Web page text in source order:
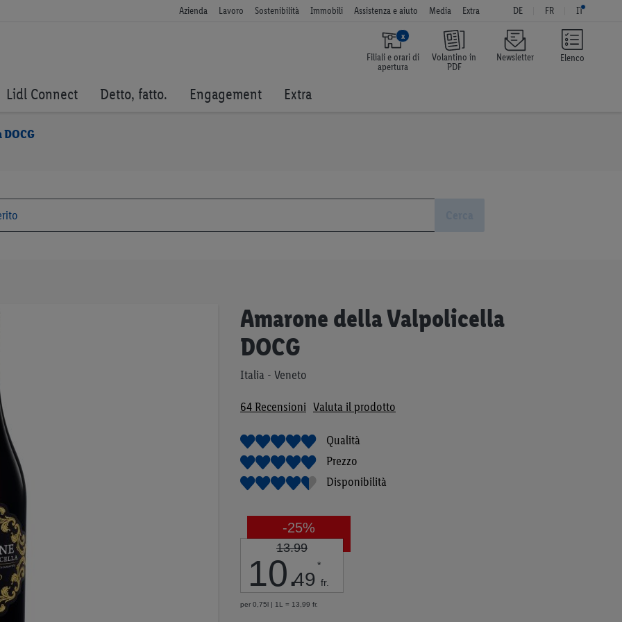
Elenco
Azienda Lavoro Sostenibilità Immobili Assistenza e aiuto Media Extra DE FR IT
x
Filiali e orari di
apertura
Volantino in
PDF
Newsletter
Lidl Connect Detto, fatto. Engagement Extra
Amarone della Valpolicella
DOCG
Italia - Veneto
64Recensioni Valuta il prodotto
Qualità
Prezzo
Disponibilità
-25%
13.99
10.49
*
fr.
per 0,75l | 1L = 13,99 fr.
all'inizio
galleria
immagini